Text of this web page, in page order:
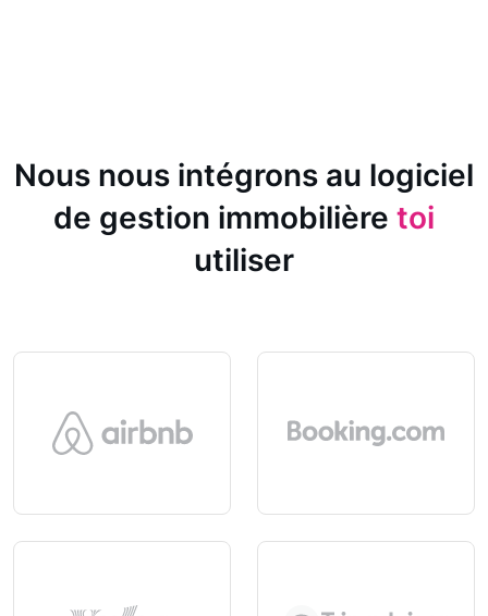
Nous nous intégrons au logiciel
de gestion immobilière toi
utiliser